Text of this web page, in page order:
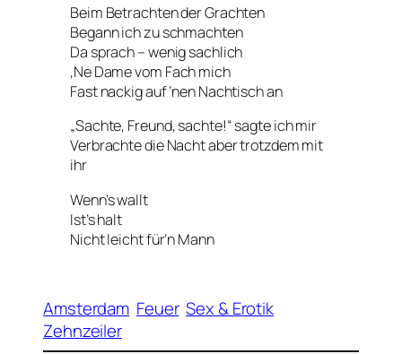
Beim Betrachten der Grachten
Begann ich zu schmachten
Da sprach – wenig sachlich
‚Ne Dame vom Fach mich
Fast nackig auf ’nen Nachtisch an
„Sachte, Freund, sachte!“ sagte ich mir
Verbrachte die Nacht aber trotzdem mit
ihr
Wenn’s wallt
Ist’s halt
Nicht leicht für’n Mann
Amsterdam Feuer Sex & Erotik
Zehnzeiler